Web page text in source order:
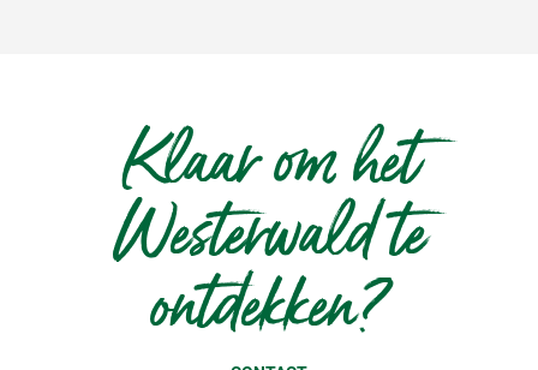
Klaar om het
Westerwald te
ontdekken?